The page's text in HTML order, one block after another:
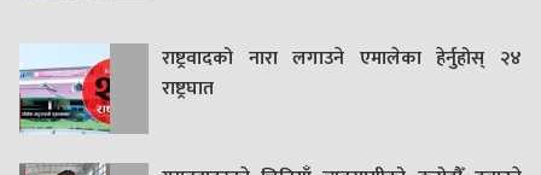
राष्ट्रवादको नारा लगाउने एमालेका हेर्नुहोस् २४
राष्ट्रघात